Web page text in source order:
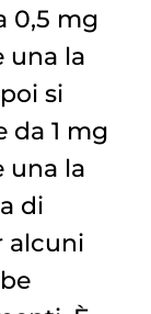
0,5 mg
una la
si
da 1 mg
una la
di
alcuni